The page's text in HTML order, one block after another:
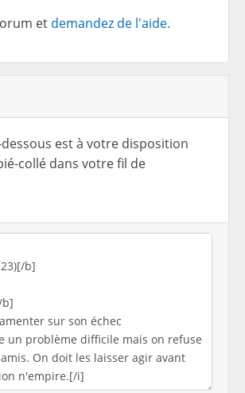
et demandez de l'aide.
dessous est à votre disposition
collé dans votre fil de